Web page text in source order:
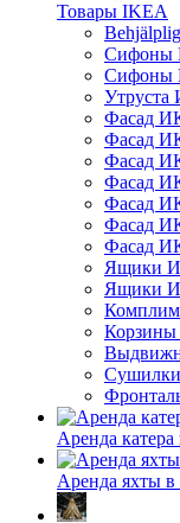
Товары IKEA
Утруста
Фасад
Фасад
Фасад
Фасад
Фасад
Фасад
Фасад
Ящики
Ящики
Сушилки
Аренда
Аренда яхты в